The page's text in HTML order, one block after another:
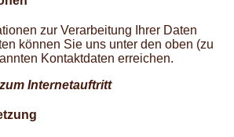
zur Verarbeitung Ihrer Daten
können Sie uns unter den oben (zu
Kontaktdaten erreichen.
Internetauftritt